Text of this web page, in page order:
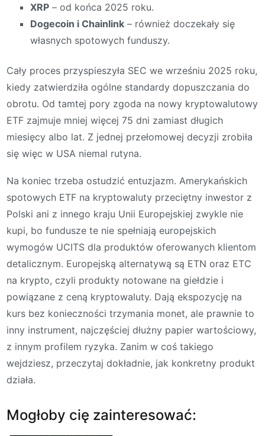
XRP – od końca 2025 roku.
Dogecoin i Chainlink – również doczekały się
własnych spotowych funduszy.
Cały proces przyspieszyła SEC we wrześniu 2025 roku,
kiedy zatwierdziła ogólne standardy dopuszczania do
obrotu. Od tamtej pory zgoda na nowy kryptowalutowy
ETF zajmuje mniej więcej 75 dni zamiast długich
miesięcy albo lat. Z jednej przełomowej decyzji zrobiła
się więc w USA niemal rutyna.
Na koniec trzeba ostudzić entuzjazm. Amerykańskich
spotowych ETF na kryptowaluty przeciętny inwestor z
Polski ani z innego kraju Unii Europejskiej zwykle nie
kupi, bo fundusze te nie spełniają europejskich
wymogów UCITS dla produktów oferowanych klientom
detalicznym. Europejską alternatywą są ETN oraz ETC
na krypto, czyli produkty notowane na giełdzie i
powiązane z ceną kryptowaluty. Dają ekspozycję na
kurs bez konieczności trzymania monet, ale prawnie to
inny instrument, najczęściej dłużny papier wartościowy,
z innym profilem ryzyka. Zanim w coś takiego
wejdziesz, przeczytaj dokładnie, jak konkretny produkt
działa.
Mogłoby cię zainteresować: